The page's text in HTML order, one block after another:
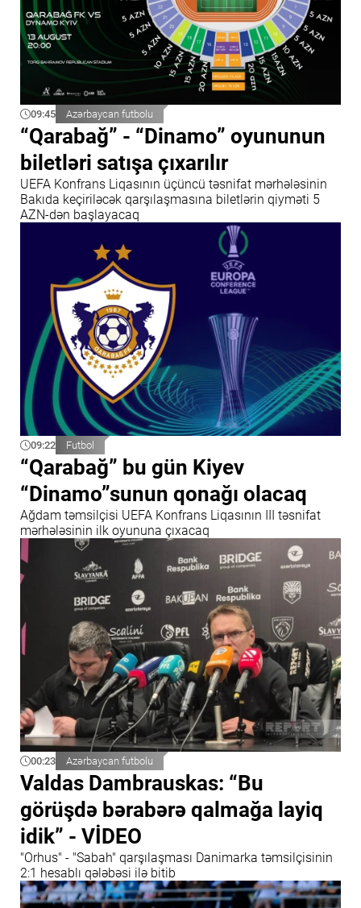
09:45 Azərbaycan futbolu
“Qarabağ” - “Dinamo” oyununun
biletləri satışa çıxarılır
UEFA Konfrans Liqasının üçüncü təsnifat mərhələsinin
Bakıda keçiriləcək qarşılaşmasına biletlərin qiyməti 5
AZN-dən başlayacaq
09:22 Futbol
“Qarabağ” bu gün Kiyev
“Dinamo”sunun qonağı olacaq
Ağdam təmsilçisi UEFA Konfrans Liqasının III təsnifat
mərhələsinin ilk oyununa çıxacaq
00:23 Azərbaycan futbolu
Valdas Dambrauskas: “Bu
görüşdə bərabərə qalmağa layiq
idik” - VİDEO
"Orhus" - "Sabah" qarşılaşması Danimarka təmsilçisinin
2:1 hesablı qələbəsi ilə bitib